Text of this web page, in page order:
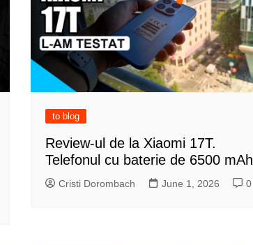
to blog
Review-ul de la Xiaomi 17T.
Telefonul cu baterie de 6500 mAh
Cristi Dorombach June 1, 2026 0